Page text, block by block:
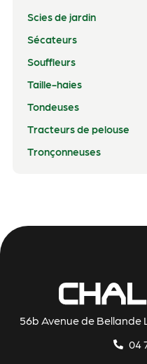
Scies de jardin
Sécateurs
Souffleurs
Taille-haies
Tondeuses
Tracteurs de pelouse
Tronçonneuses
56b Avenue de Bellande
04